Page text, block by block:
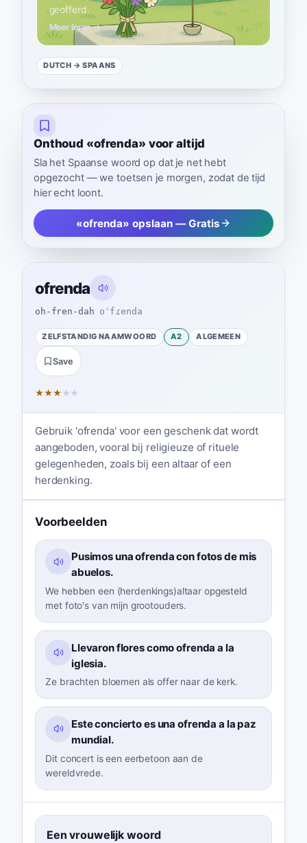
geofferd.
Meer leren →
DUTCH → SPAANS
Onthoud «ofrenda» voor altijd
Sla het Spaanse woord op dat je net hebt
opgezocht — we toetsen je morgen, zodat de tijd
hier echt loont.
«ofrenda» opslaan — Gratis
ofrenda
oh-fren-dah oˈfɾenda
ZELFSTANDIG NAAMWOORD A2 ALGEMEEN
Save
★★★ ★ ★
Gebruik 'ofrenda' voor een geschenk dat wordt
aangeboden, vooral bij religieuze of rituele
gelegenheden, zoals bij een altaar of een
herdenking.
Voorbeelden
Pusimos una ofrenda con fotos de mis
abuelos.
We hebben een (herdenkings)altaar opgesteld
met foto's van mijn grootouders.
Llevaron flores como ofrenda a la
iglesia.
Ze brachten bloemen als offer naar de kerk.
Este concierto es una ofrenda a la paz
mundial.
Dit concert is een eerbetoon aan de
wereldvrede.
Een vrouwelijk woord